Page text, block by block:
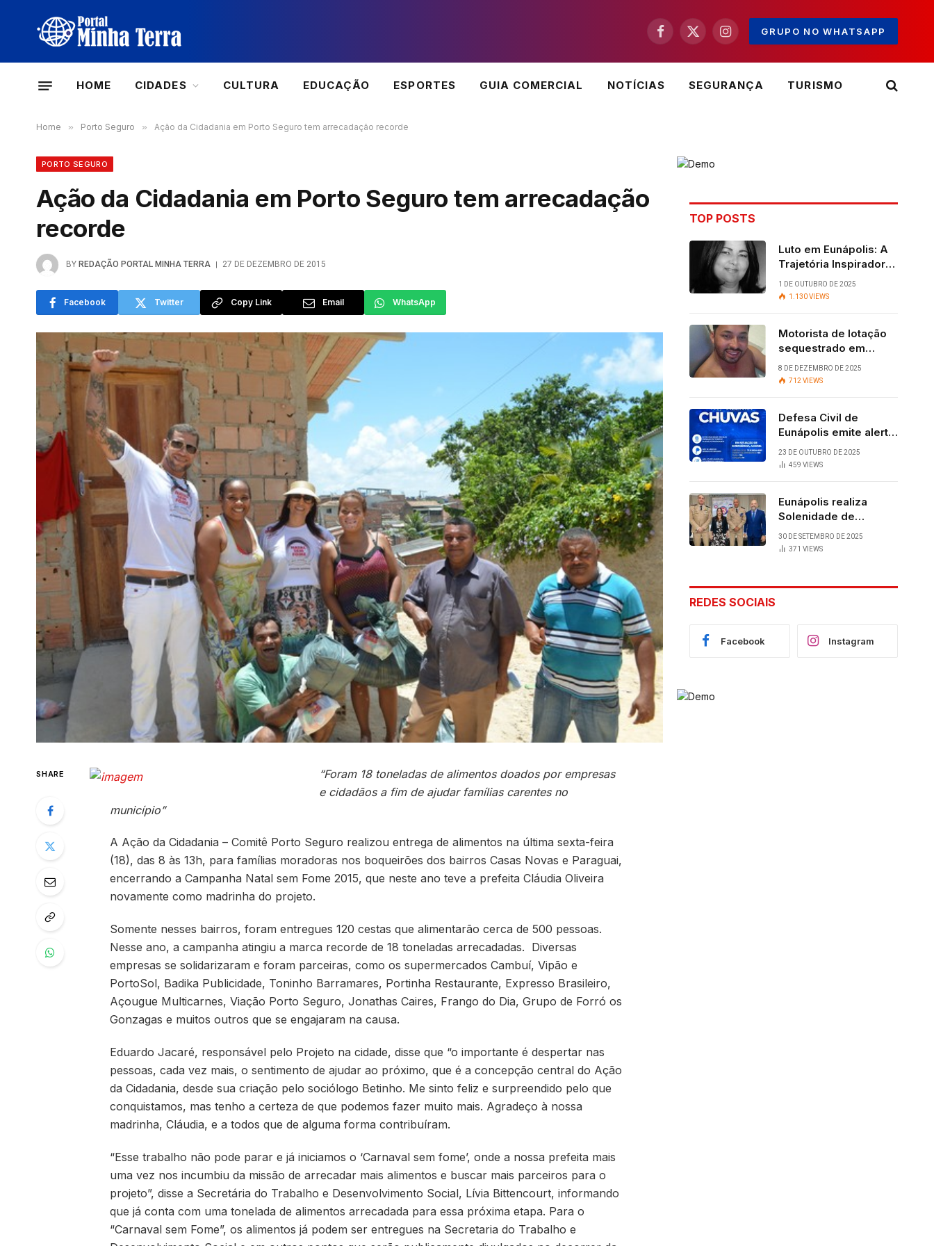
Facebook
X
Instagram
GRUPO NO WHATSAPP
HOME CIDADES CULTURA EDUCAÇÃO ESPORTES GUIA COMERCIAL NOTÍCIAS SEGURANÇA TURISMO
Home » Porto Seguro » Ação da Cidadania em Porto Seguro tem arrecadação recorde
PORTO SEGURO
Ação da Cidadania em Porto Seguro tem arrecadação
recorde
BY REDAÇÃO PORTAL MINHA TERRA 27 DE DEZEMBRO DE 2015
Facebook Twitter Copy Link Email WhatsApp
SHARE
“Foram 18 toneladas de alimentos doados por empresas
e cidadãos a fim de ajudar famílias carentes no
município”
A Ação da Cidadania – Comitê Porto Seguro realizou entrega de alimentos na última sexta-feira
(18), das 8 às 13h, para famílias moradoras nos boqueirões dos bairros Casas Novas e Paraguai,
encerrando a Campanha Natal sem Fome 2015, que neste ano teve a prefeita Cláudia Oliveira
novamente como madrinha do projeto.
Somente nesses bairros, foram entregues 120 cestas que alimentarão cerca de 500 pessoas.
Nesse ano, a campanha atingiu a marca recorde de 18 toneladas arrecadadas. Diversas
empresas se solidarizaram e foram parceiras, como os supermercados Cambuí, Vipão e
PortoSol, Badika Publicidade, Toninho Barramares, Portinha Restaurante, Expresso Brasileiro,
Açougue Multicarnes, Viação Porto Seguro, Jonathas Caires, Frango do Dia, Grupo de Forró os
Gonzagas e muitos outros que se engajaram na causa.
Eduardo Jacaré, responsável pelo Projeto na cidade, disse que “o importante é despertar nas
pessoas, cada vez mais, o sentimento de ajudar ao próximo, que é a concepção central do Ação
da Cidadania, desde sua criação pelo sociólogo Betinho. Me sinto feliz e surpreendido pelo que
conquistamos, mas tenho a certeza de que podemos fazer muito mais. Agradeço à nossa
madrinha, Cláudia, e a todos que de alguma forma contribuíram.
“Esse trabalho não pode parar e já iniciamos o ‘Carnaval sem fome’, onde a nossa prefeita mais
uma vez nos incumbiu da missão de arrecadar mais alimentos e buscar mais parceiros para o
projeto”, disse a Secretária do Trabalho e Desenvolvimento Social, Lívia Bittencourt, informando
que já conta com uma tonelada de alimentos arrecadada para essa próxima etapa. Para o
“Carnaval sem Fome”, os alimentos já podem ser entregues na Secretaria do Trabalho e
TOP POSTS
Luto em Eunápolis: A
Trajetória Inspiradora
da ex-vereadora Ruth
Contadora
1 DE OUTUBRO DE 2025
1.130VIEWS
Motorista de lotação
sequestrado em
Eunápolis é
encontrado com vida
8 DE DEZEMBRO DE 2025
712 VIEWS
Defesa Civil de
Eunápolis emite alerta
para chuvas
23 DE OUTUBRO DE 2025
459 VIEWS
Eunápolis realiza
Solenidade de
Assunção do 28º
BPM, conquista
Cláudia e Robério
30 DE SETEMBRO DE 2025
371 VIEWS
REDES SOCIAIS
Facebook Instagram